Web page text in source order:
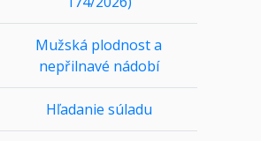
Mužská plodnost a
nepřilnavé nádobí
Hľadanie súladu